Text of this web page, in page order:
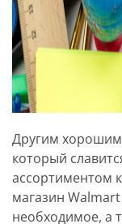
Другим хорошим
который
ассортиментом
магазин
необходимое, а